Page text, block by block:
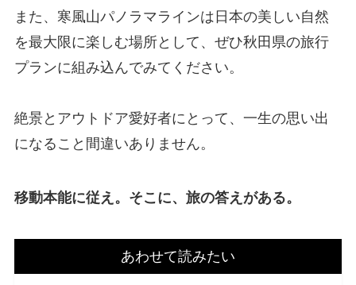
また、寒風山パノラマラインは日本の美しい自然
を最大限に楽しむ場所として、ぜひ秋田県の旅行
プランに組み込んでみてください。
絶景とアウトドア愛好者にとって、一生の思い出
になること間違いありません。
移動本能に従え。そこに、旅の答えがある。
あわせて読みたい